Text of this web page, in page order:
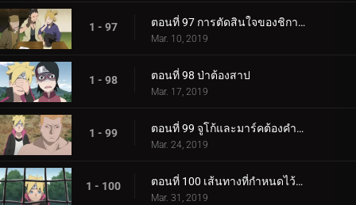
1 - 97 ตอนที่ 97 การตัดสินใจของชิกาได
Mar. 10, 2019
1 - 98 ตอนที่ 98 ป่าต้องสาป
Mar. 17, 2019
1 - 99 ตอนที่ 99 จูโก้และมาร์คต้องคำสาป
Mar. 24, 2019
1 - 100 ตอนที่ 100 เส้นทางที่กำหนดไว้ล่วงหน้า
Mar. 31, 2019